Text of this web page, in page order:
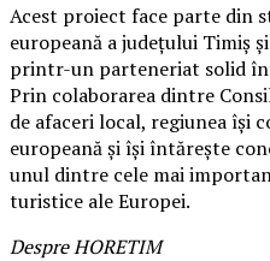
Acest proiect face parte din
europeană a județului Timiș
printr-un parteneriat solid
Prin colaborarea dintre
de afaceri local, regiunea își
europeană și își întărește
unul dintre cele mai
turistice ale Europei.
Despre HORETIM